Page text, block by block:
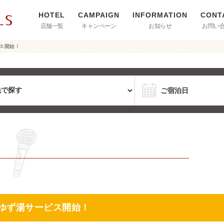
店舗一覧 キャンペーン お知らせ お問い
開始！
湯サービス開始！